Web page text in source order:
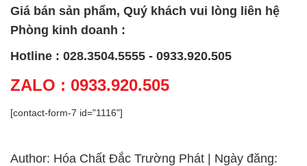
Giá bán sản phẩm, Quý khách vui lòng liên hệ
Phòng kinh doanh :
Hotline : 028.3504.5555 - 0933.920.505
ZALO : 0933.920.505
[contact-form-7 id="1116"]
Author: Hóa Chất Đắc Trường Phát | Ngày đăng: